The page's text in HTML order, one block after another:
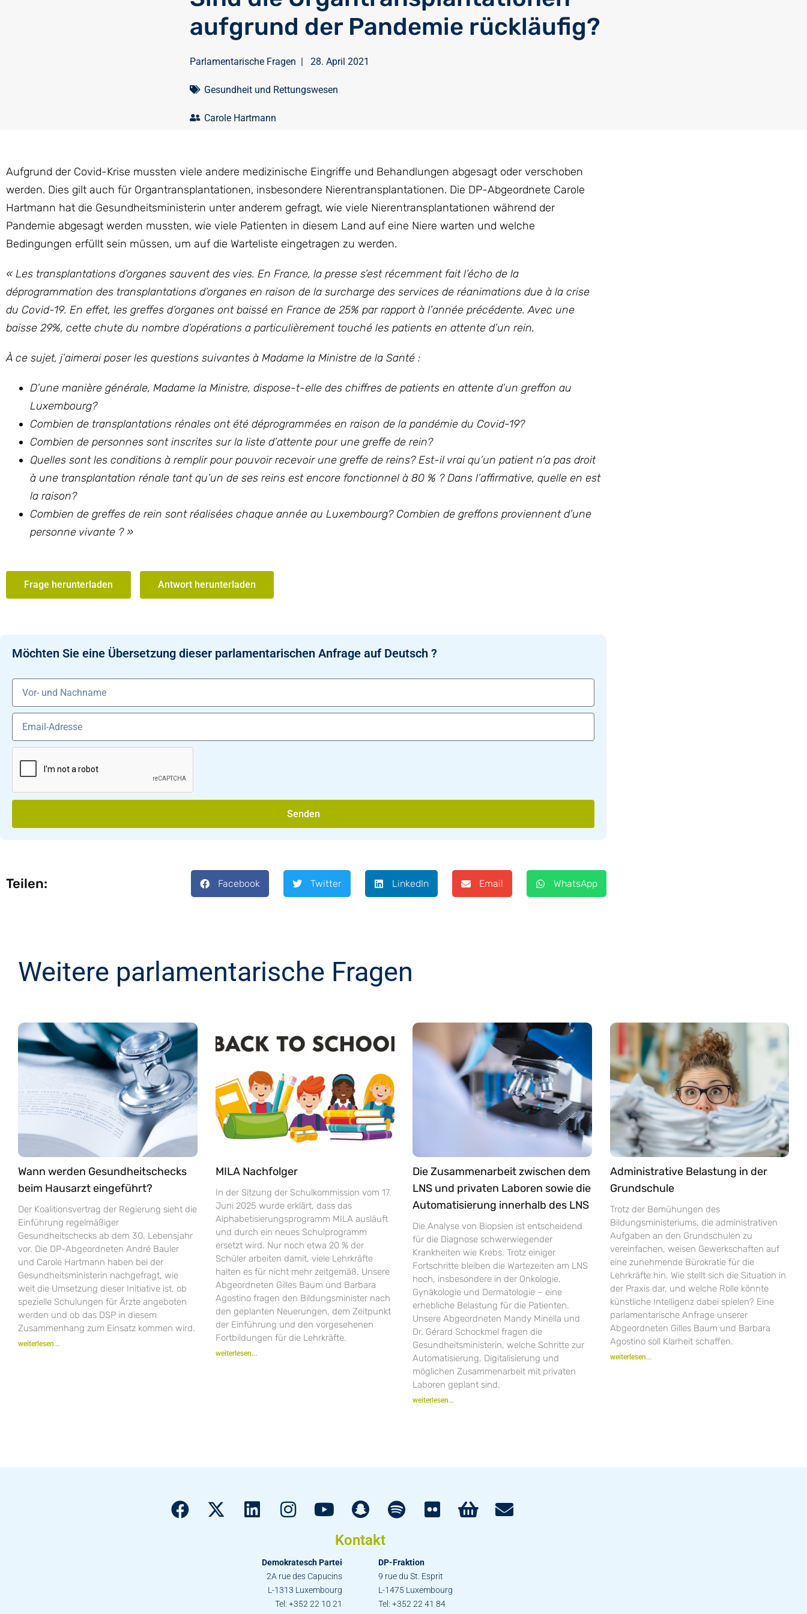
aufgrund der Pandemie rückläufig?
Parlamentarische Fragen | 28. April 2021
Gesundheit und Rettungswesen
Carole Hartmann
Aufgrund der Covid-Krise mussten viele andere medizinische Eingriffe und Behandlungen abgesagt oder verschoben
werden. Dies gilt auch für Organtransplantationen, insbesondere Nierentransplantationen. Die DP-Abgeordnete Carole
Hartmann hat die Gesundheitsministerin unter anderem gefragt, wie viele Nierentransplantationen während der
Pandemie abgesagt werden mussten, wie viele Patienten in diesem Land auf eine Niere warten und welche
Bedingungen erfüllt sein müssen, um auf die Warteliste eingetragen zu werden.
« Les transplantations d’organes sauvent des vies. En France, la presse s’est récemment fait l’écho de la
déprogrammation des transplantations d’organes en raison de la surcharge des services de réanimations due à la crise
du Covid-19. En effet, les greffes d’organes ont baissé en France de 25% par rapport à l’année précédente. Avec une
baisse 29%, cette chute du nombre d’opérations a particulièrement touché les patients en attente d’un rein.
À ce sujet, j’aimerai poser les questions suivantes à Madame la Ministre de la Santé :
D’une manière générale, Madame la Ministre, dispose-t-elle des chiffres de patients en attente d’un greffon au
Luxembourg?
Combien de transplantations rénales ont été déprogrammées en raison de la pandémie du Covid-19?
Combien de personnes sont inscrites sur la liste d’attente pour une greffe de rein?
Quelles sont les conditions à remplir pour pouvoir recevoir une greffe de reins? Est-il vrai qu’un patient n’a pas droit
à une transplantation rénale tant qu’un de ses reins est encore fonctionnel à 80 % ? Dans l’affirmative, quelle en est
la raison?
Combien de greffes de rein sont réalisées chaque année au Luxembourg? Combien de greffons proviennent d’une
personne vivante ? »
Frage herunterladen Antwort herunterladen
Möchten Sie eine Übersetzung dieser parlamentarischen Anfrage auf Deutsch ?
Senden
Teilen: Facebook Twitter LinkedIn Email WhatsApp
Weitere parlamentarische Fragen
Wann werden Gesundheitschecks
beim Hausarzt eingeführt?
Der Koalitionsvertrag der Regierung sieht die
Einführung regelmäßiger
Gesundheitschecks ab dem 30. Lebensjahr
vor. Die DP-Abgeordneten André Bauler
und Carole Hartmann haben bei der
Gesundheitsministerin nachgefragt, wie
weit die Umsetzung dieser Initiative ist, ob
spezielle Schulungen für Ärzte angeboten
werden und ob das DSP in diesem
Zusammenhang zum Einsatz kommen wird.
weiterlesen...
MILA Nachfolger
In der Sitzung der Schulkommission vom 17.
Juni 2025 wurde erklärt, dass das
Alphabetisierungsprogramm MILA ausläuft
und durch ein neues Schulprogramm
ersetzt wird. Nur noch etwa 20 % der
Schüler arbeiten damit, viele Lehrkräfte
halten es für nicht mehr zeitgemäß. Unsere
Abgeordneten Gilles Baum und Barbara
Agostino fragen den Bildungsminister nach
den geplanten Neuerungen, dem Zeitpunkt
der Einführung und den vorgesehenen
Fortbildungen für die Lehrkräfte.
weiterlesen...
Die Zusammenarbeit zwischen dem
LNS und privaten Laboren sowie die
Automatisierung innerhalb des LNS
Die Analyse von Biopsien ist entscheidend
für die Diagnose schwerwiegender
Krankheiten wie Krebs. Trotz einiger
Fortschritte bleiben die Wartezeiten am LNS
hoch, insbesondere in der Onkologie,
Gynäkologie und Dermatologie – eine
erhebliche Belastung für die Patienten.
Unsere Abgeordneten Mandy Minella und
Dr. Gérard Schockmel fragen die
Gesundheitsministerin, welche Schritte zur
Automatisierung, Digitalisierung und
möglichen Zusammenarbeit mit privaten
Laboren geplant sind.
weiterlesen...
Administrative Belastung in der
Grundschule
Trotz der Bemühungen des
Bildungsministeriums, die administrativen
Aufgaben an den Grundschulen zu
vereinfachen, weisen Gewerkschaften auf
eine zunehmende Bürokratie für die
Lehrkräfte hin. Wie stellt sich die Situation in
der Praxis dar, und welche Rolle könnte
künstliche Intelligenz dabei spielen? Eine
parlamentarische Anfrage unserer
Abgeordneten Gilles Baum und Barbara
Agostino soll Klarheit schaffen.
weiterlesen...
Kontakt
Demokratesch Partei
2A rue des Capucins
L-1313 Luxembourg
Tel: +352 22 10 21
DP-Fraktion
9 rue du St. Esprit
L-1475 Luxembourg
Tel: +352 22 41 84